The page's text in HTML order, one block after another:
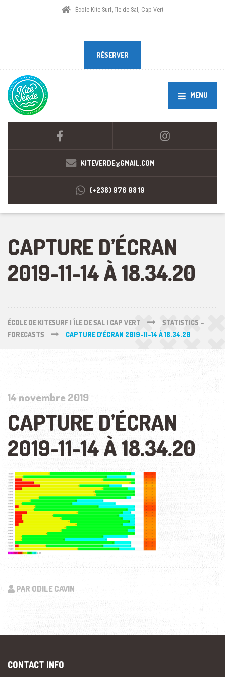
École Kite Surf, île de Sal, Cap-Vert
RÉSERVER
MENU
KITEVERDE@GMAIL.COM
(+238) 976 08 19
CAPTURE D’ÉCRAN
2019-11-14 À 18.34.20
ÉCOLE DE KITESURF | ÎLE DE SAL | CAP VERT
STATISTICS –
FORECASTS
CAPTURE D’ÉCRAN 2019-11-14 À 18.34.20
14 novembre 2019
CAPTURE D’ÉCRAN
2019-11-14 À 18.34.20
PAR ODILE CAVIN
CONTACT INFO